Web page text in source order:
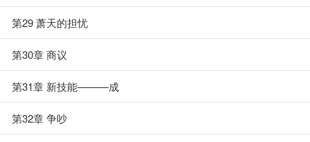
第29 萧天的担忧
第30章 商议
第31章 新技能———成
第32章 争吵